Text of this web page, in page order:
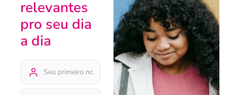
relevantes
pro seu dia
a dia